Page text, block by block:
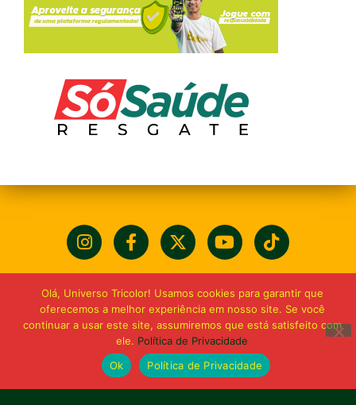
Olá, Universo Tricolor! Usamos cookies para garantir que
oferecemos a melhor experiência em nosso site. Se você
continuar a usar este site, assumiremos que está satisfeito com
ele. Política de Privacidade
Ok
Política de Privacidade